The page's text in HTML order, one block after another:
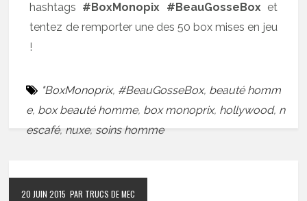
hashtags #BoxMonopix #BeauGosseBoxet
tentez de remporter une des 50 box mises en jeu
!
"BoxMonoprix, #BeauGosseBox, beauté homm
e, box beauté homme, box monoprix, hollywood, n
escafé,nuxe,soins homme
20 JUIN 2015 PAR TRUCS DE MEC